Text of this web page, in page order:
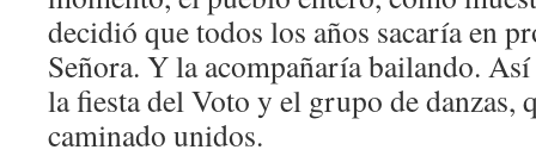
decidió que todos los años sacaría en
Señora. Y la acompañaría bailando.
la fiesta del Voto y el grupo de danzas,
caminado unidos.